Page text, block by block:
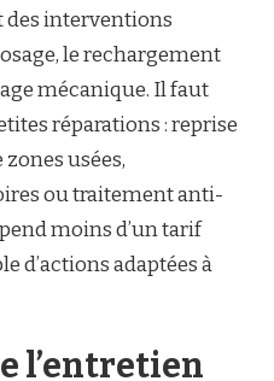
interventions
le rechargement
mécanique. Il faut
réparations : reprise
usées,
ou traitement anti-
moins d’un tarif
d’actions adaptées à
l’entretien